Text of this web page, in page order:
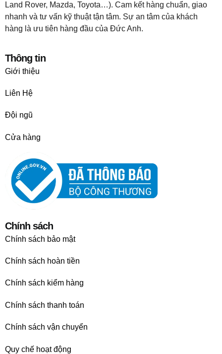
Land Rover, Mazda, Toyota…). Cam kết hàng chuẩn, giao
nhanh và tư vấn kỹ thuật tận tâm. Sự an tâm của khách
hàng là ưu tiên hàng đầu của Đức Anh.
Thông tin
Giới thiệu
Liên Hệ
Đội ngũ
Cửa hàng
Chính sách
Chính sách bảo mật
Chính sách hoàn tiền
Chính sách kiểm hàng
Chính sách thanh toán
Chính sách vận chuyển
Quy chế hoạt động